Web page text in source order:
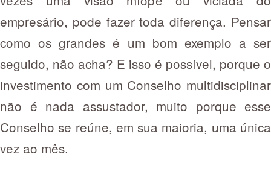
empresário, pode fazer toda diferença. Pensar
como os grandes é um bom exemplo a ser
seguido, não acha? E isso é possível, porque o
investimento com um Conselho multidisciplinar
não é nada assustador, muito porque esse
Conselho se reúne, em sua maioria, uma única
vez ao mês.